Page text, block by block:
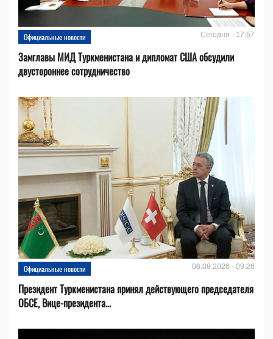
Официальные новости Сегодня - 17:57
Замглавы МИД Туркменистана и дипломат США обсудили
двустороннее сотрудничество
Официальные новости 06.08.2026 - 09:26
Президент Туркменистана принял действующего председателя
ОБСЕ, Вице-президента...